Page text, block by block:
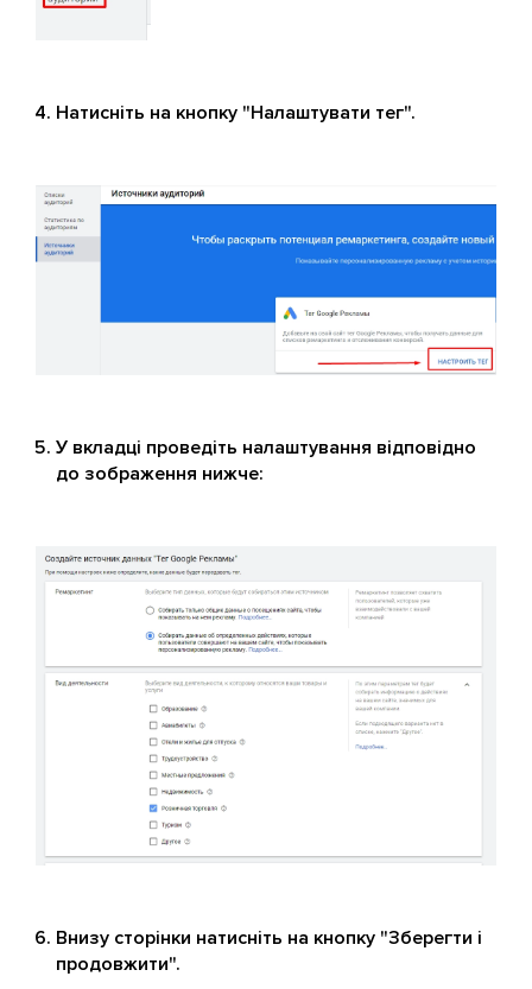
Натисніть на кнопку "Налаштувати тег".
У вкладці проведіть налаштування відповідно
до зображення нижче:
Внизу сторінки натисніть на кнопку "Зберегти і
продовжити".